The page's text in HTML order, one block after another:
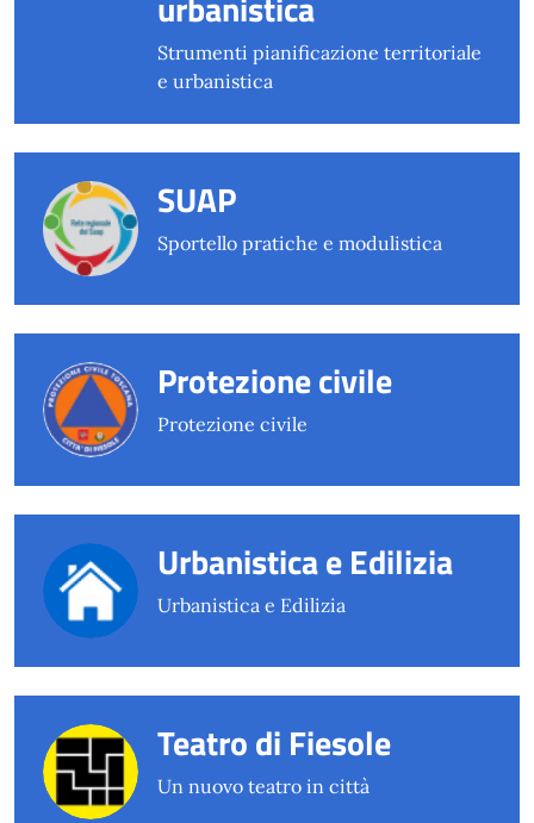
Strumenti pianificazione territoriale
e urbanistica
SUAP
Sportello pratiche e modulistica
Protezione civile
Protezione civile
Urbanistica e Edilizia
Urbanistica e Edilizia
Teatro di Fiesole
Un nuovo teatro in città